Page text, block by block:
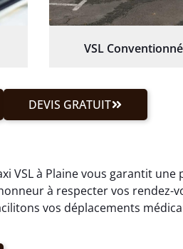
VSL Conventionné
DEVIS GRATUIT
VSL à Plaine vous garantit
à respecter vos rendez-
vos déplacements